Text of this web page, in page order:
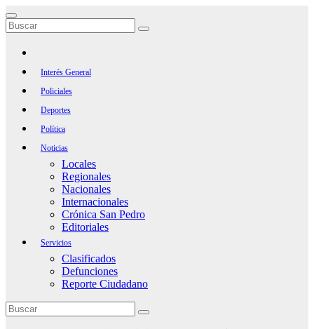
Saltar
al
contenido
Interés General
Policiales
Deportes
Política
Noticias
Locales
Regionales
Nacionales
Internacionales
Crónica San Pedro
Editoriales
Servicios
Clasificados
Defunciones
Reporte Ciudadano